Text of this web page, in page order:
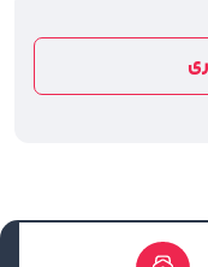
برای
پرستیژ، چلسی،
تایتانیک و... که